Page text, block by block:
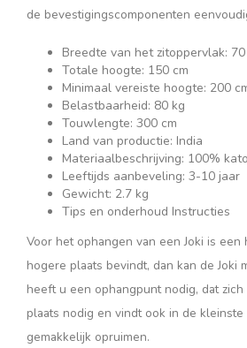
de bevestigingscomponenten
Breedte van het zitoppervlak: 70
Totale hoogte: 150 cm
Minimaal vereiste hoogte: 200
Belastbaarheid: 80 kg
Touwlengte: 300 cm
Land van productie: India
Materiaalbeschrijving: 100%
Leeftijds aanbeveling: 3-10 jaar
Gewicht: 2.7 kg
Tips en onderhoud Instructies
Voor het ophangen van een Joki is
hogere plaats bevindt, dan kan de
heeft u een ophangpunt nodig, dat
plaats nodig en vindt ook in de
gemakkelijk opruimen.